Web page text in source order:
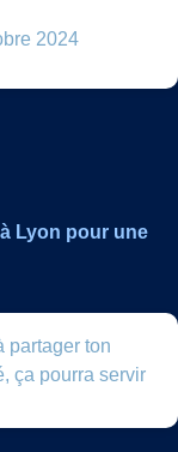
2024
Lyon pour une
partager ton
ça pourra servir